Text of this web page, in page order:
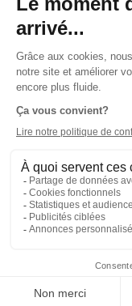
Saison 12-13
Aube
Saison 01-02
Willy
toilettes
BIOGRAPHIE
Valérie Blais a
Peer Gynt
Les trois sœurs
de